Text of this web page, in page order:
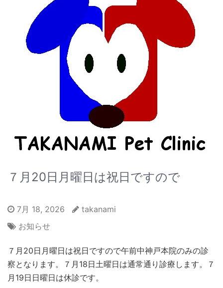
７月20日月曜日は祝日ですので
7月 18, 2026
takanami
お知らせ
７月20日月曜日は祝日ですので午前中神戸本院のみの診
察となります。７月18日土曜日は通常通り診療します。７
月19日日曜日は休診です。